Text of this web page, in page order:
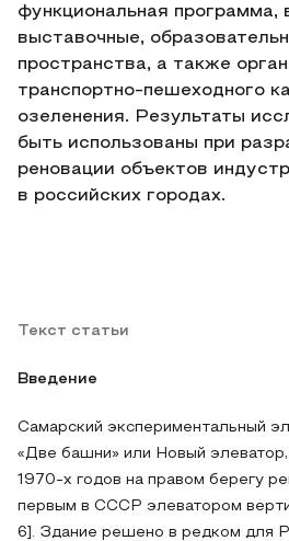
функциональная
выставочные,
пространства, а также
транспортно-пешеходного
озеленения. Результаты
быть использованы при
реновации объектов
в российских городах.
Текст статьи
Введение
Самарский экспериментальный
«Две башни» или Новый
1970-х годов на правом берегу
первым в СССР элеватором
6]. Здание решено в редком для